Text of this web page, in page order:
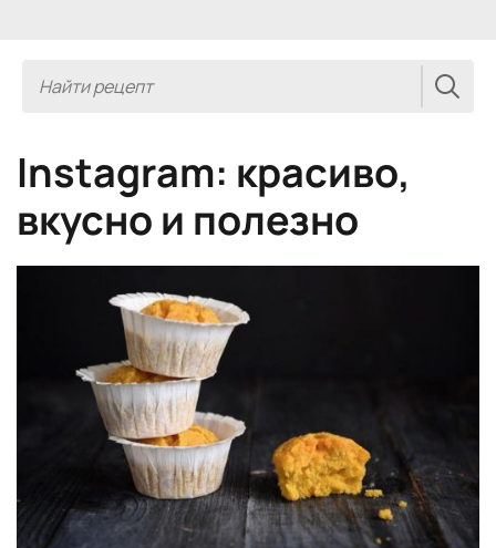
Instagram: красиво,
вкусно и полезно